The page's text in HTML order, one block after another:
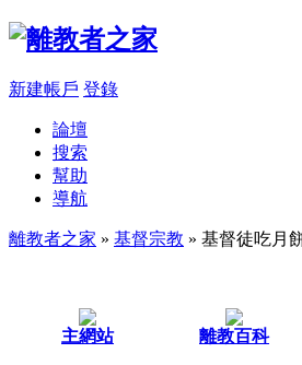
新建帳戶 登錄
論壇
搜索
幫助
導航
離教者之家 » 基督宗教 » 基督徒吃月
主網站 離教百科